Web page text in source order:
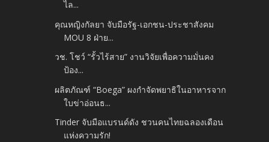
ไล...
คุณหญิงกัลยา จับมือรัฐ-เอกชน-ประชาสังคม
MOU 8 ฝ่าย...
วช. โชว์ “รั้วไร้สาย” งานวิจัยเพื่อความมั่นคง
ป้อง...
ผลิตภัณฑ์ “Boega” ผงกำจัดพยาธิในอาหารจาก
ใบข่าอ่อนธ...
Tinder จับมือแบรนด์ดัง ชวนคนไทยฉลองเดือน
แห่งความรัก!